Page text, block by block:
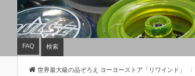
FAQ 検索
世界最大級の品ぞろえ ヨーヨーストア「リワインド」